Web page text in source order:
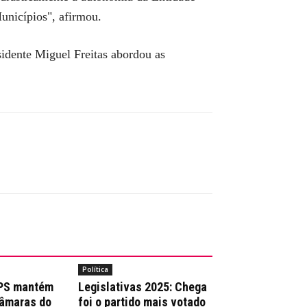
afirmou.
Miguel Freitas abordou as
mantém
do
Política
Legislativas 2025: Chega
foi o partido mais votado